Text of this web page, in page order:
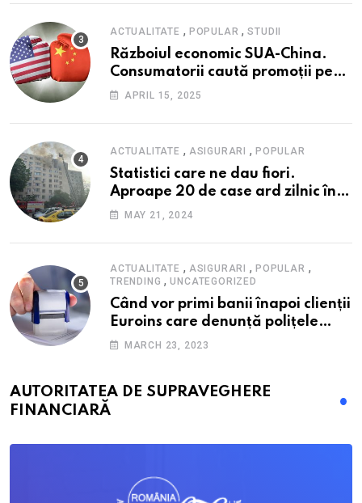
Financiare (ISF)
ACTUALITATE , POPULAR ,STUDII
Războiul economic SUA-China.
Consumatorii caută promoții pe
fondul scumpirilor, mai ales la
APRIL 15, 2025
ACTUALITATE , ASIGURARI ,POPULAR
Statistici care ne dau fiori.
Aproape 20 de case ard zilnic în
România, iar pagubele au
nici 40 de lei pe lună
MAY 21, 2024
ACTUALITATE , ASIGURARI ,POPULAR ,
TRENDING ,UNCATEGORIZED
Când vor primi banii înapoi clienții
Euroins care denunță polițele
RCA? Toți pașii și toate termenele
MARCH 23, 2023
AUTORITATEA DE SUPRAVEGHERE
FINANCIARĂ